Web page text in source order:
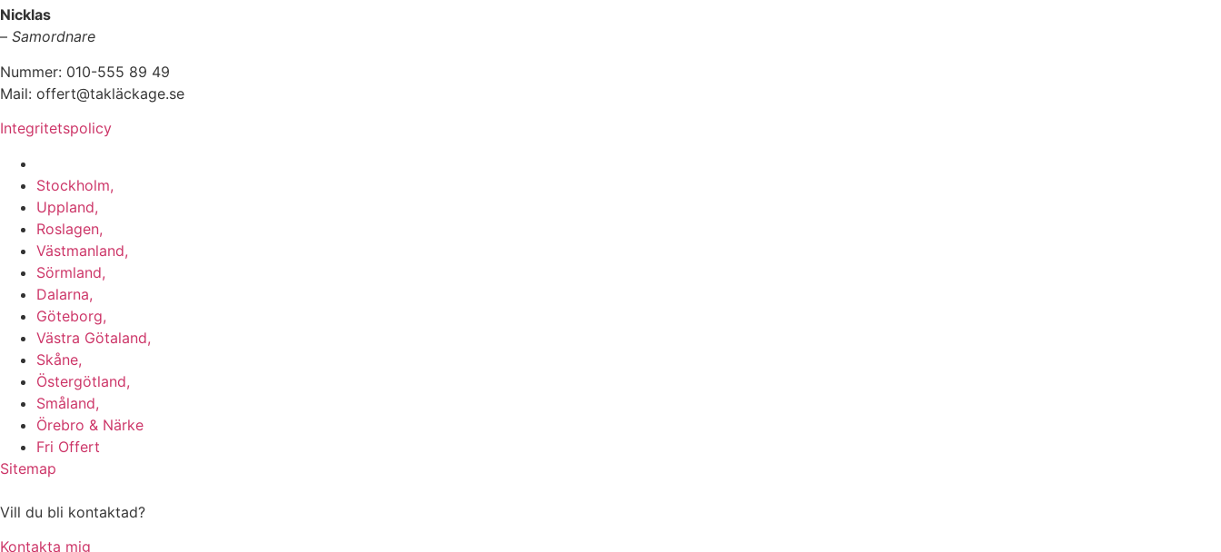
Nicklas
– Samordnare
Nummer: 010-555 89 49
Mail: offert@takläckage.se
Integritetspolicy
Stockholm,
Uppland,
Roslagen,
Västmanland,
Sörmland,
Dalarna,
Göteborg,
Västra Götaland,
Skåne,
Östergötland,
Småland,
Örebro & Närke
Fri Offert
Sitemap
Vill du bli kontaktad?
Kontakta mig